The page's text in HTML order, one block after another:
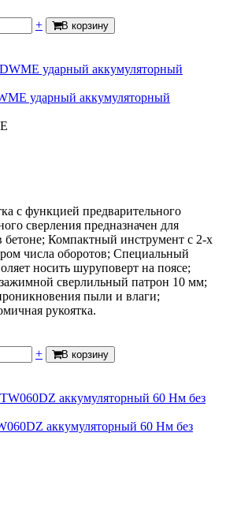
+ В корзину
ударный аккумуляторный
с функцией предварительного
сверления предназначен для
бетоне; Компактный инструмент с 2-х
числа оборотов; Специальный
носить шуруповерт на поясе;
сверлильный патрон 10 мм;
пыли и влаги;
рукоятка.
+ В корзину
аккумуляторный 60 Нм без